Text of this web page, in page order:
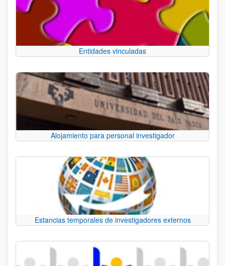
Entidades vinculadas
Alojamiento para personal investigador
Estancias temporales de investigadores externos